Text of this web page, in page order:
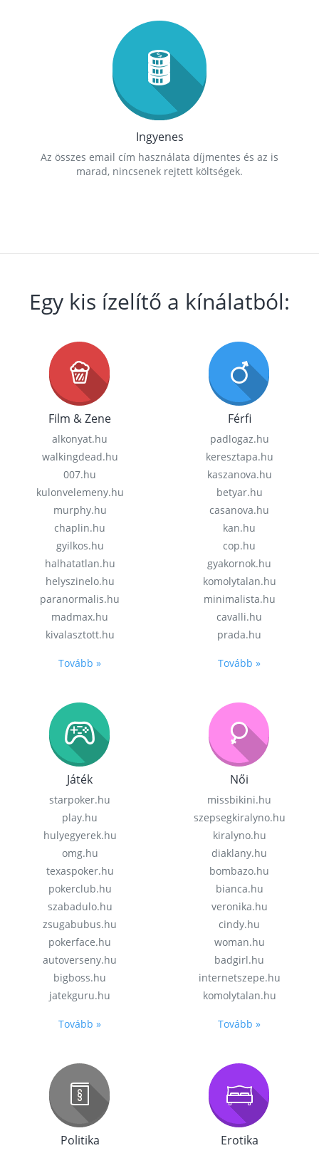
Ingyenes
Az összes email cím használata díjmentes és az is
marad, nincsenek rejtett költségek.
Egy kis ízelítő a kínálatból:
Film & Zene
alkonyat.hu
walkingdead.hu
007.hu
kulonvelemeny.hu
murphy.hu
chaplin.hu
gyilkos.hu
halhatatlan.hu
helyszinelo.hu
paranormalis.hu
madmax.hu
kivalasztott.hu
Tovább »
Férfi
padlogaz.hu
keresztapa.hu
kaszanova.hu
betyar.hu
casanova.hu
kan.hu
cop.hu
gyakornok.hu
komolytalan.hu
minimalista.hu
cavalli.hu
prada.hu
Tovább »
Játék
starpoker.hu
play.hu
hulyegyerek.hu
omg.hu
texaspoker.hu
pokerclub.hu
szabadulo.hu
zsugabubus.hu
pokerface.hu
autoverseny.hu
bigboss.hu
jatekguru.hu
Tovább »
Női
missbikini.hu
szepsegkiralyno.hu
kiralyno.hu
diaklany.hu
bombazo.hu
bianca.hu
veronika.hu
cindy.hu
woman.hu
badgirl.hu
internetszepe.hu
komolytalan.hu
Tovább »
Politika Erotika